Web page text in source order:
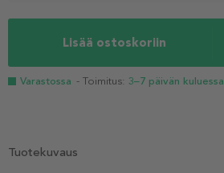
Lisää ostoskoriin
Varastossa - Toimitus: 3–7 päivän kuluessa
Tuotekuvaus